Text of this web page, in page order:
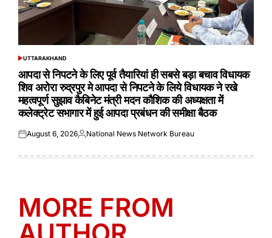
POSTED
UTTARAKHAND
आपदा से निपटने के लिए पूर्व तैयारियां ही सबसे बड़ा बचाव विधायक
शिव अरोरा रुद्रपुर मे आपदा से निपटने के लिये विधायक ने रखे
महत्वपूर्ण सुझाव कैबिनेट मंत्री मदन कौशिक की अध्यक्षता में
कलेक्ट्रेट सभागार में हुई आपदा प्रबंधन की समीक्षा बैठक
Posted
August 6, 2026Posted
National News Network Bureau
MORE FROM